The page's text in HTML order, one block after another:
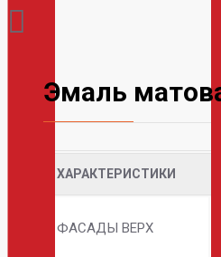
Эмаль
ХАРАКТЕРИСТИКИ
ФАСАДЫ ВЕРХ